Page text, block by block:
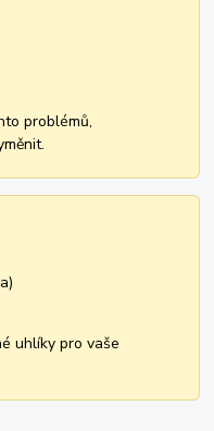
problémů,
uhlíky pro vaše